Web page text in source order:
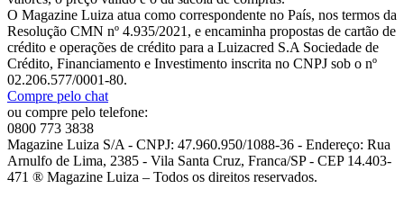
O Magazine Luiza atua como correspondente no País, nos termos da
Resolução CMN nº 4.935/2021, e encaminha propostas de cartão de
crédito e operações de crédito para a Luizacred S.A Sociedade de
Crédito, Financiamento e Investimento inscrita no CNPJ sob o nº
02.206.577/0001-80.
Compre pelo chat
ou compre pelo telefone:
0800 773 3838
Magazine Luiza S/A - CNPJ: 47.960.950/1088-36 - Endereço: Rua
Arnulfo de Lima, 2385 - Vila Santa Cruz, Franca/SP - CEP 14.403-
471 ® Magazine Luiza – Todos os direitos reservados.